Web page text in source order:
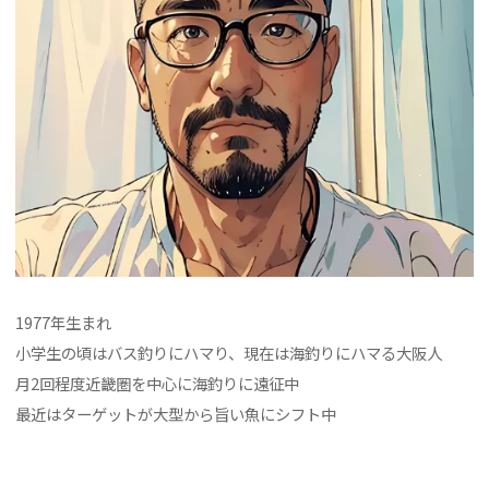
1977年生まれ
小学生の頃はバス釣りにハマり、現在は海釣りにハマる大阪人
月2回程度近畿圏を中心に海釣りに遠征中
最近はターゲットが大型から旨い魚にシフト中